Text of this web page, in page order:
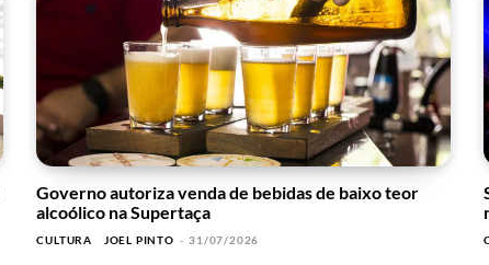
Governo autoriza venda de bebidas de baixo teor
alcoólico na Supertaça
CULTURA JOEL PINTO - 31/07/2026